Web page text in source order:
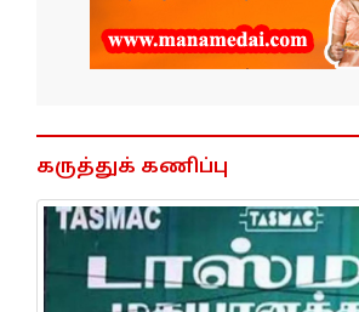
கருத்துக் கணிப்பு